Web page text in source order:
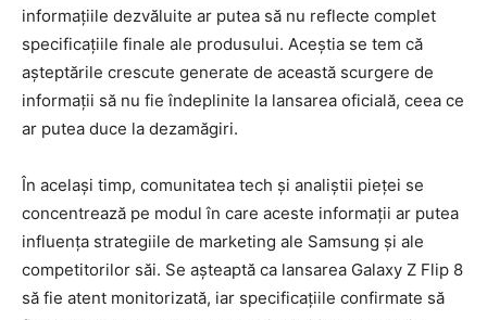
informațiile dezvăluite ar putea să nu reflecte complet
specificațiile finale ale produsului. Aceștia se tem că
așteptările crescute generate de această scurgere de
informații să nu fie îndeplinite la lansarea oficială, ceea ce
ar putea duce la dezamăgiri.
În același timp, comunitatea tech și analiștii pieței se
concentrează pe modul în care aceste informații ar putea
influența strategiile de marketing ale Samsung și ale
competitorilor săi. Se așteaptă ca lansarea Galaxy Z Flip 8
să fie atent monitorizată, iar specificațiile confirmate să